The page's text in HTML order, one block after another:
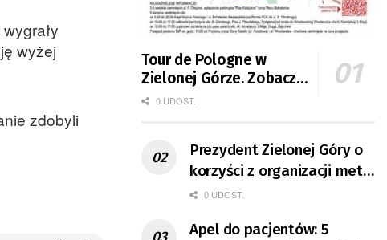
wyżej
zdobyli
Tour de Pologne w
Zielonej Górze. Zobacz
zmiany w organizacji
0 UDOST.
Prezydent Zielonej Góry o
korzyści z organizacji mety
Tour de Pologne
0 UDOST.
Apel do pacjentów: 5